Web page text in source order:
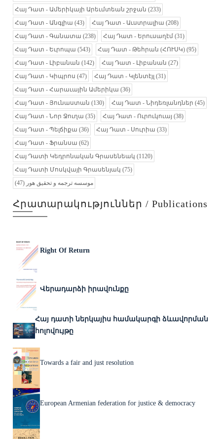
Հայ Դատ - Ամերիկայի Արեւմտեան շրջան (233)
Հայ Դատ - Անգլիա (43) Հայ Դատ - Աւստրալիա (208)
Հայ Դատ - Գանատա (238) Հայ Դատ - Երուսաղէմ (31)
Հայ Դատ - Եւրոպա (543) Հայ Դատ - Թեհրան (ՀՈՒՍԿ) (95)
Հայ Դատ - Լիբանան (142) Հայ Դատ - Լիբանան (27)
Հայ Դատ - Կիպրոս (47) Հայ Դատ - Կլենտէյլ (31)
Հայ Դատ - Հարաւային Ամերիկա (36)
Հայ Դատ - Յունաստան (130) Հայ Դատ - Նիդեռլանդներ (45)
Հայ Դատ - Նոր Ջուղա (35) Հայ Դատ - Ուրուկուայ (38)
Հայ Դատ - Պելճիքա (36) Հայ Դատ - Սուրիա (33)
Հայ Դատ - Ֆրանսա (62)
Հայ Դատի Կեդրոնական Գրասենեակ (1120)
Հայ Դատի Մոսկվայի Գրասենյակ (75)
موسسه ترجمه و تحقیق هور (47)
Հրատարակություններ / Publications
Right Of Return
Վերադարձի իրավունքը
Հայ դատի ներկայիս համակարգի ձևավորման
հոլովույթը
Towards a fair and just resolution
European Armenian federation for justice & democracy